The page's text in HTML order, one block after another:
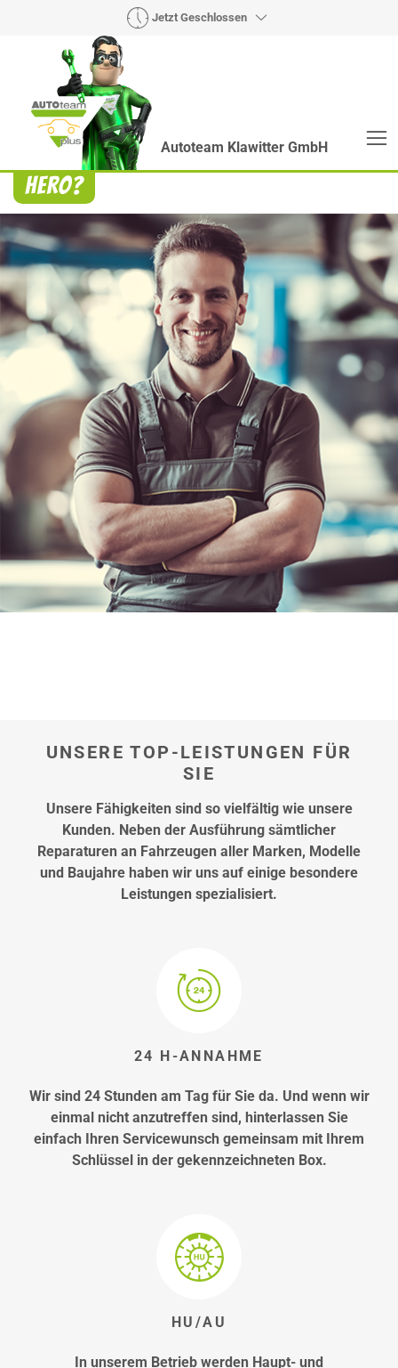
Jetzt Geschlossen
Autoteam Klawitter GmbH
Heroes? Findet man bei uns!
Wie auch wir bringen Handmaker Herby, Rollin‘
Robby und Engineering Esy mit ihrer Superpower
jeden Wagen wieder auf die Bahn.
hier
UNSERE TOP-LEISTUNGEN FÜR
SIE
Unsere Fähigkeiten sind so vielfältig wie unsere
Kunden. Neben der Ausführung sämtlicher
Reparaturen an Fahrzeugen aller Marken, Modelle
und Baujahre haben wir uns auf einige besondere
Leistungen spezialisiert.
24 H-ANNAHME
Wir sind 24 Stunden am Tag für Sie da. Und wenn wir
einmal nicht anzutreffen sind, hinterlassen Sie
einfach Ihren Servicewunsch gemeinsam mit Ihrem
Schlüssel in der gekennzeichneten Box.
HU/AU
In unserem Betrieb werden Haupt- und